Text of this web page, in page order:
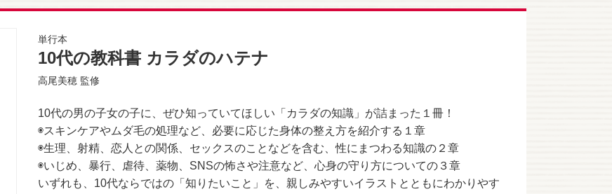
単行本
10代の教科書 カラダのハテナ
高尾美穂 監修
10代の男の子女の子に、ぜひ知っていてほしい「カラダの知識」が詰まった１冊！
◉スキンケアやムダ毛の処理など、必要に応じた身体の整え方を紹介する１章
◉生理、射精、恋人との関係、セックスのことなどを含む、性にまつわる知識の２章
◉いじめ、暴行、虐待、薬物、SNSの怖さや注意など、心身の守り方についての３章
いずれも、10代ならではの「知りたいこと」を、親しみやすいイラストとともにわかりやす